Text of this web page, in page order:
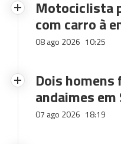
Motociclista
com carro à
08 ago 2026 10:25
Dois homens
andaimes em
07 ago 2026 18:19